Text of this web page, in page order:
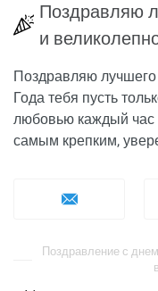
Поздравляю
и
Поздравляю лучшего
Года тебя пусть
любовью каждый час
самым крепким,
Поздравление с